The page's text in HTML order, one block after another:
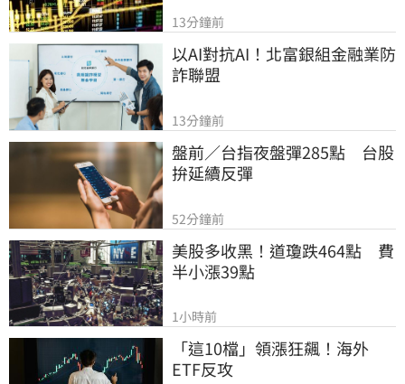
13分鐘前
以AI對抗AI！北富銀組金融業防
詐聯盟
13分鐘前
盤前／台指夜盤彈285點　台股
拚延續反彈
52分鐘前
美股多收黑！道瓊跌464點　費
半小漲39點
1小時前
「這10檔」領漲狂飆！海外
ETF反攻